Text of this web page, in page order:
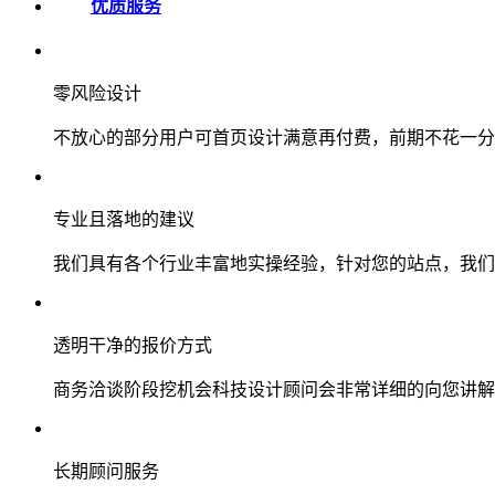
优质服务
零风险设计
不放心的部分用户可首页设计满意再付费，前期不花一
专业且落地的建议
我们具有各个行业丰富地实操经验，针对您的站点，我
透明干净的报价方式
商务洽谈阶段挖机会科技设计顾问会非常详细的向您讲
长期顾问服务